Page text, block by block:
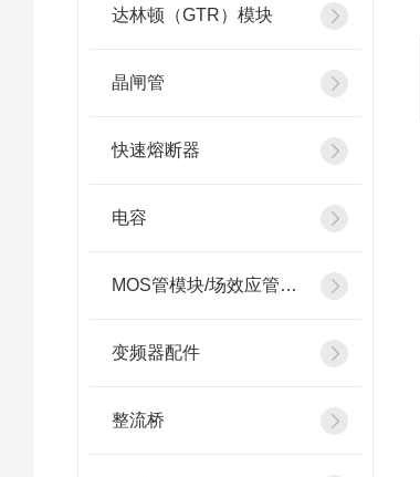
达林顿（GTR）模块
晶闸管
快速熔断器
电容
MOS管模块/场效应管模块
变频器配件
整流桥